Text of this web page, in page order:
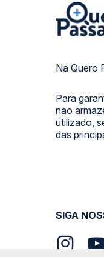
Na Quero
Para
não
utilizado,
das
SIGA